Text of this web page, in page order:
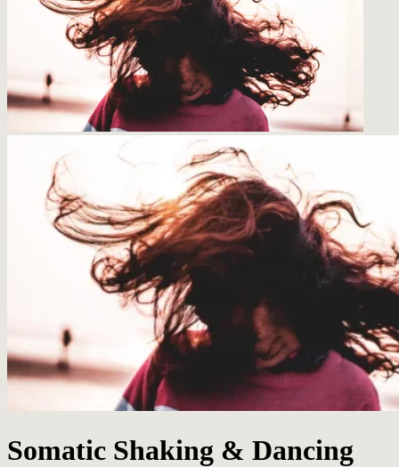
Somatic Shaking & Dancing